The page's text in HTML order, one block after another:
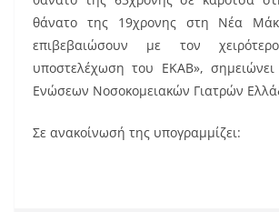
e
b
o
o
k
l e
st
θάνατο της 19χρονης στη Νέα
επιβεβαιώσουν με τον
υποστελέχωση του ΕΚΑΒ»,
Ενώσεων Νοσοκομειακών Γιατρών
Σε ανακοίνωσή της υπογραμμίζει: